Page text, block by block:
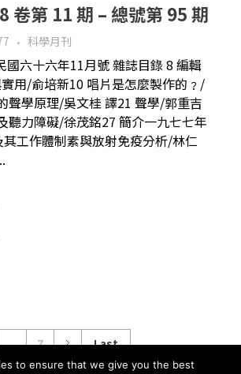
卷第 11 期 – 總號第 95 期
科學月刊
國六十六年11月號 雜誌目錄 8 編輯
用/俞培新10 唱片是怎麼製作的﹖/
聲學原理/吳文桂 譯21 聲學/郭重吉
聽力障礙/徐茂銘27 簡介一九七七年
工作體制素與放射免疫分析/林仁
... 7 Last
to ensure that we give you the best